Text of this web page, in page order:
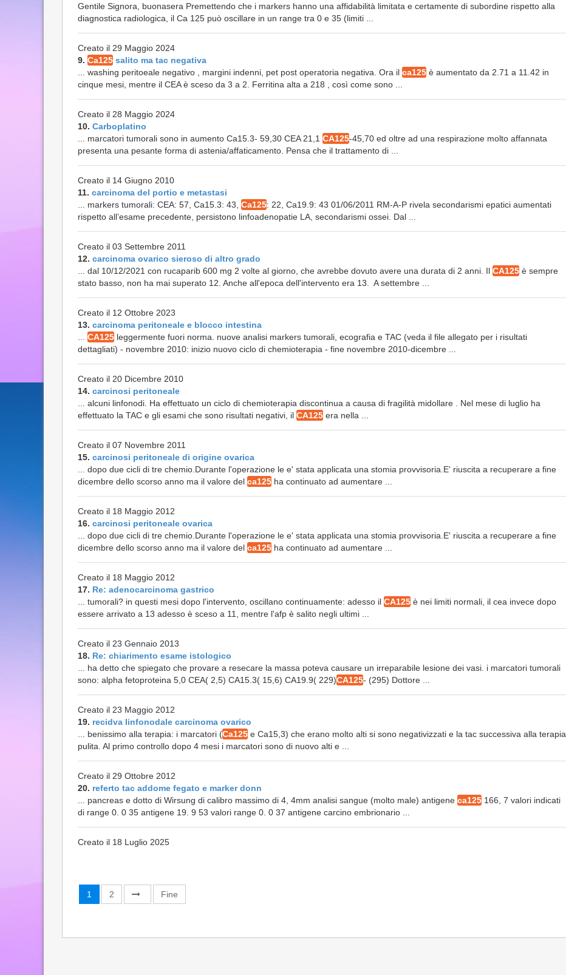
Gentile Signora, buonasera Premettendo che i markers hanno una affidabilità limitata e certamente di subordine rispetto alla
diagnostica radiologica, il Ca 125 può oscillare in un range tra 0 e 35 (limiti ...
Creato il 29 Maggio 2024
9. Ca125 salito ma tac negativa
... washing peritoeale negativo , margini indenni, pet post operatoria negativa. Ora il ca125 è aumentato da 2.71 a 11.42 in
cinque mesi, mentre il CEA è sceso da 3 a 2. Ferritina alta a 218 , così come sono ...
Creato il 28 Maggio 2024
10. Carboplatino
... marcatori tumorali sono in aumento Ca15.3- 59,30 CEA 21,1 CA125-45,70 ed oltre ad una respirazione molto affannata
presenta una pesante forma di astenia/affaticamento. Pensa che il trattamento di ...
Creato il 14 Giugno 2010
11. carcinoma del portio e metastasi
... markers tumorali: CEA: 57, Ca15.3: 43, Ca125: 22, Ca19.9: 43 01/06/2011 RM-A-P rivela secondarismi epatici aumentati
rispetto all’esame precedente, persistono linfoadenopatie LA, secondarismi ossei. Dal ...
Creato il 03 Settembre 2011
12. carcinoma ovarico sieroso di altro grado
... dal 10/12/2021 con rucaparib 600 mg 2 volte al giorno, che avrebbe dovuto avere una durata di 2 anni. Il CA125 è sempre
stato basso, non ha mai superato 12. Anche all'epoca dell'intervento era 13. A settembre ...
Creato il 12 Ottobre 2023
13. carcinoma peritoneale e blocco intestina
CA125 leggermente fuori norma. nuove analisi markers tumorali, ecografia e TAC (veda il file allegato per i risultati
dettagliati) - novembre 2010: inizio nuovo ciclo di chemioterapia - fine novembre 2010-dicembre ...
Creato il 20 Dicembre 2010
14. carcinosi peritoneale
... alcuni linfonodi. Ha effettuato un ciclo di chemioterapia discontinua a causa di fragilità midollare . Nel mese di luglio ha
effettuato la TAC e gli esami che sono risultati negativi, il CA125 era nella ...
Creato il 07 Novembre 2011
15. carcinosi peritoneale di origine ovarica
... dopo due cicli di tre chemio.Durante l'operazione le e' stata applicata una stomia provvisoria.E' riuscita a recuperare a fine
dicembre dello scorso anno ma il valore del ca125 ha continuato ad aumentare ...
Creato il 18 Maggio 2012
16. carcinosi peritoneale ovarica
... dopo due cicli di tre chemio.Durante l'operazione le e' stata applicata una stomia provvisoria.E' riuscita a recuperare a fine
dicembre dello scorso anno ma il valore del ca125 ha continuato ad aumentare ...
Creato il 18 Maggio 2012
17. Re: adenocarcinoma gastrico
... tumorali? in questi mesi dopo l'intervento, oscillano continuamente: adesso il CA125 è nei limiti normali, il cea invece dopo
essere arrivato a 13 adesso è sceso a 11, mentre l'afp è salito negli ultimi ...
Creato il 23 Gennaio 2013
18. Re: chiarimento esame istologico
... ha detto che spiegato che provare a resecare la massa poteva causare un irreparabile lesione dei vasi. i marcatori tumorali
sono: alpha fetoproteina 5,0 CEA( 2,5) CA15.3( 15,6) CA19.9( 229)CA125- (295) Dottore ...
Creato il 23 Maggio 2012
19. recidva linfonodale carcinoma ovarico
... benissimo alla terapia: i marcatori (Ca125 e Ca15,3) che erano molto alti si sono negativizzati e la tac successiva alla terapia
pulita. Al primo controllo dopo 4 mesi i marcatori sono di nuovo alti e ...
Creato il 29 Ottobre 2012
20. referto tac addome fegato e marker donn
... pancreas e dotto di Wirsung di calibro massimo di 4, 4mm analisi sangue (molto male) antigene ca125 166, 7 valori indicati
di range 0. 0 35 antigene 19. 9 53 valori range 0. 0 37 antigene carcino embrionario ...
Creato il 18 Luglio 2025
1 2 Fine